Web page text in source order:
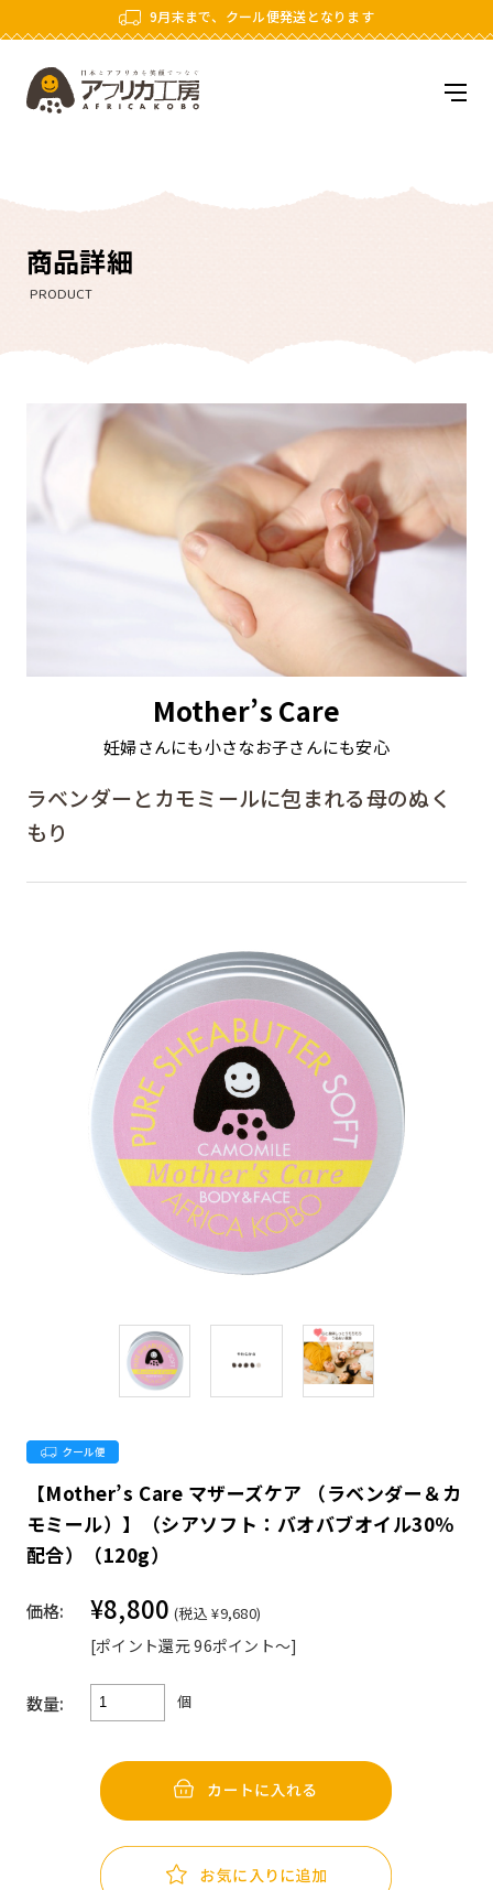
9月末まで、クール便発送となります
商品詳細
PRODUCT
Mother’s Care
妊婦さんにも小さなお子さんにも安心
ラベンダーとカモミールに包まれる母のぬく
もり
【Mother’s Care マザーズケア （ラベンダー＆カ
モミール）】（シアソフト：バオバブオイル30％
配合）（120g）
価格: ¥8,800 (税込 ¥9,680)
[ポイント還元 96ポイント～]
数量: 個